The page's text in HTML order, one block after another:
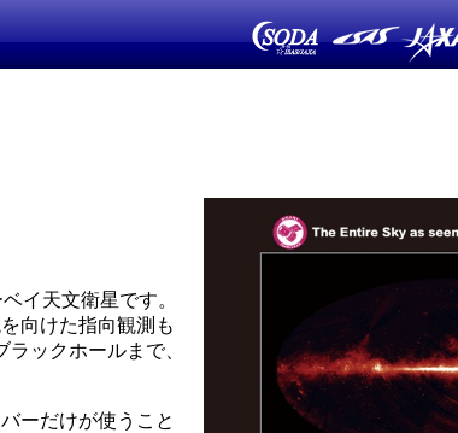
イ天文衛星です。
向けた指向観測も
ックホールまで、
ーだけが使うこと